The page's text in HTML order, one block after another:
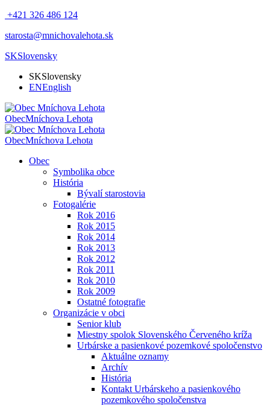
+421 326 486 124
starosta@mnichovalehota.sk
SKSlovensky
SKSlovensky
ENEnglish
ObecMníchova Lehota
ObecMníchova Lehota
Obec
Symbolika obce
História
Bývalí starostovia
Fotogalérie
Rok 2016
Rok 2015
Rok 2014
Rok 2013
Rok 2012
Rok 2011
Rok 2010
Rok 2009
Ostatné fotografie
Organizácie v obci
Senior klub
Miestny spolok Slovenského Červeného kríža
Urbárske a pasienkové pozemkové spoločenstvo
Aktuálne oznamy
Archív
História
Kontakt Urbárskeho a pasienkového
pozemkového spoločenstva